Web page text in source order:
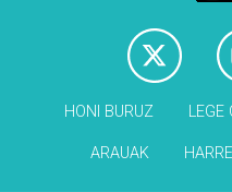
HONI BURUZ LEGE
ARAUAK